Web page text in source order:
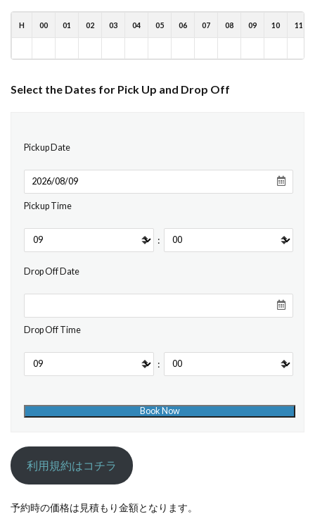
H 00 01 02 03 04 05 06 07 08 09 10 11
Select the Dates for Pick Up and Drop Off
Pickup Date
Pickup Time
:
Drop Off Date
Drop Off Time
:
利用規約はコチラ
予約時の価格は見積もり金額となります。